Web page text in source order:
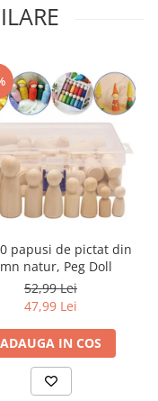
papusi de pictat din
natur, Peg Doll
52,99 Lei
47,99 Lei
ADAUGA IN COS